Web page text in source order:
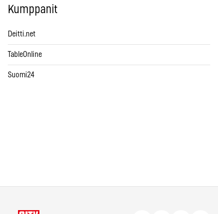
Kumppanit
Deitti.net
TableOnline
Suomi24